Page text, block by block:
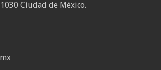
Ciudad de México.